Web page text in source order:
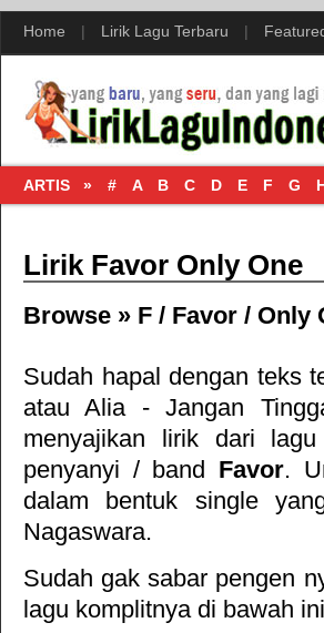
Home | Lirik Lagu Terbaru |
ARTIS » # A B C D E F G
Lirik Favor Only One
Browse » F / Favor / Only
Sudah hapal dengan teks
atauAlia - Jangan
menyajikan lirik dari lagu
penyanyi / band Favor.
dalam bentuk single
Nagaswara.
Sudah gak sabar pengen
lagu komplitnya di bawah